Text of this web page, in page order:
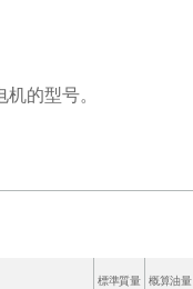
的型号。
標準質量 概算油量